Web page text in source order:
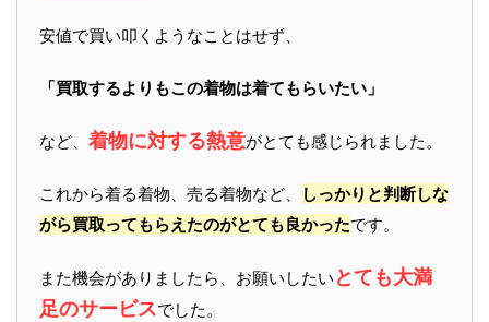
安値で買い叩くようなことはせず、
「買取するよりもこの着物は着てもらいたい」
など、 着物に対する熱意がとても感じられました。
これから着る着物、売る着物など、
しっかりと判断しな
がら買取ってもらえたのがとても良かったです。
また機会がありましたら、お願いしたい とても大満
足のサービスでした。